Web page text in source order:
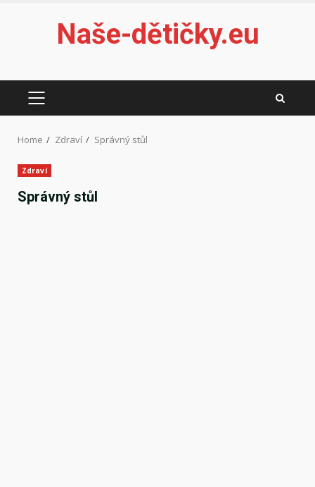
Naše-dětičky.eu
PRIMARY
Home Zdraví Správný stůl
Zdraví
Správný stůl